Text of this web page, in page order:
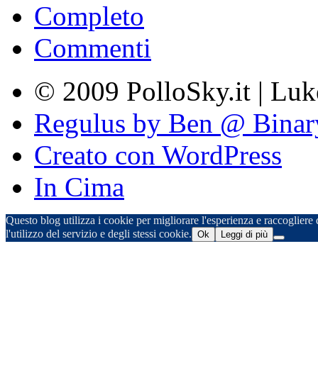
Completo
Commenti
© 2009 PolloSky.it |
Regulus by Ben @
Creato con WordPress
In Cima
Questo blog utilizza i cookie per migliorare l'esperienza e
l'utilizzo del servizio e degli stessi cookie. Ok Leggi di più